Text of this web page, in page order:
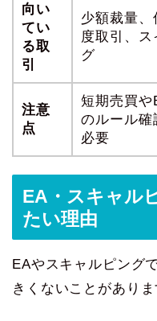
向い
てい
る取
引
少額裁量、
度取引、ス
グ
注意
点
短期売買や
のルール確
必要
EA・スキャル
たい理由
EAやスキャルピング
きくないことがありま